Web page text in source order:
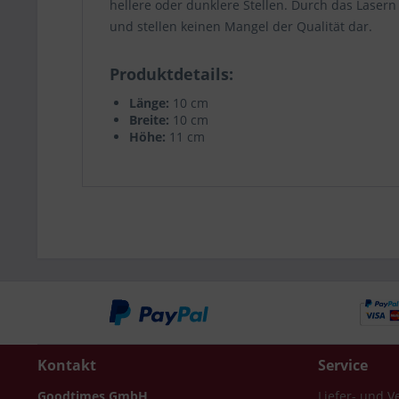
hellere oder dunklere Stellen. Durch das
und stellen keinen Mangel der Qualität dar.
Produktdetails
Länge: 10 cm
Breite: 10 cm
Höhe: 11 cm
Kontakt Service